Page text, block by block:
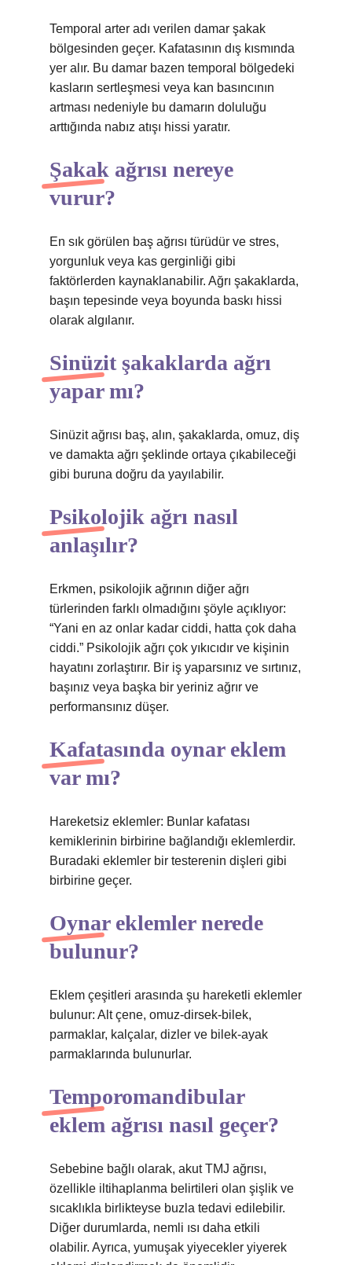
Temporal arter adı verilen damar şakak
bölgesinden geçer. Kafatasının dış kısmında
yer alır. Bu damar bazen temporal bölgedeki
kasların sertleşmesi veya kan basıncının
artması nedeniyle bu damarın doluluğu
arttığında nabız atışı hissi yaratır.
Şakak ağrısı nereye
vurur?
En sık görülen baş ağrısı türüdür ve stres,
yorgunluk veya kas gerginliği gibi
faktörlerden kaynaklanabilir. Ağrı şakaklarda,
başın tepesinde veya boyunda baskı hissi
olarak algılanır.
Sinüzit şakaklarda ağrı
yapar mı?
Sinüzit ağrısı baş, alın, şakaklarda, omuz, diş
ve damakta ağrı şeklinde ortaya çıkabileceği
gibi buruna doğru da yayılabilir.
Psikolojik ağrı nasıl
anlaşılır?
Erkmen, psikolojik ağrının diğer ağrı
türlerinden farklı olmadığını şöyle açıklıyor:
“Yani en az onlar kadar ciddi, hatta çok daha
ciddi.” Psikolojik ağrı çok yıkıcıdır ve kişinin
hayatını zorlaştırır. Bir iş yaparsınız ve sırtınız,
başınız veya başka bir yeriniz ağrır ve
performansınız düşer.
Kafatasında oynar eklem
var mı?
Hareketsiz eklemler: Bunlar kafatası
kemiklerinin birbirine bağlandığı eklemlerdir.
Buradaki eklemler bir testerenin dişleri gibi
birbirine geçer.
Oynar eklemler nerede
bulunur?
Eklem çeşitleri arasında şu hareketli eklemler
bulunur: Alt çene, omuz-dirsek-bilek,
parmaklar, kalçalar, dizler ve bilek-ayak
parmaklarında bulunurlar.
Temporomandibular
eklem ağrısı nasıl geçer?
Sebebine bağlı olarak, akut TMJ ağrısı,
özellikle iltihaplanma belirtileri olan şişlik ve
sıcaklıkla birlikteyse buzla tedavi edilebilir.
Diğer durumlarda, nemli ısı daha etkili
olabilir. Ayrıca, yumuşak yiyecekler yiyerek